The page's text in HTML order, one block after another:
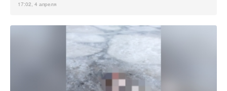
17:02, 4 апреля